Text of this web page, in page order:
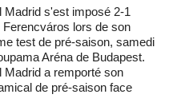
Madrid s'est imposé 2-1
Ferencváros lors de son
test de pré-saison, samedi
Aréna de Budapest.
Madrid a remporté son
de pré-saison face